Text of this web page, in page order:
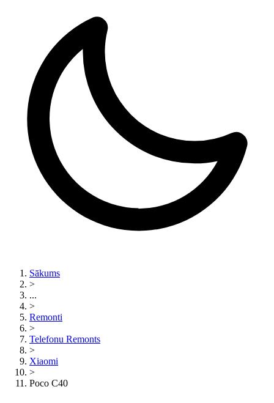
Sākums
>
...
>
Remonti
>
Telefonu Remonts
>
Xiaomi
>
Poco C40